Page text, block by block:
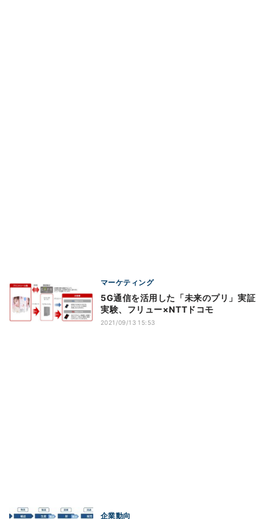
マーケティング
5G通信を活用した「未来のプリ」実証
実験、フリュー×NTTドコモ
2021/09/13 15:53
企業動向